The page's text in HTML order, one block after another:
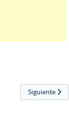
2022 Artículo
Siguiente